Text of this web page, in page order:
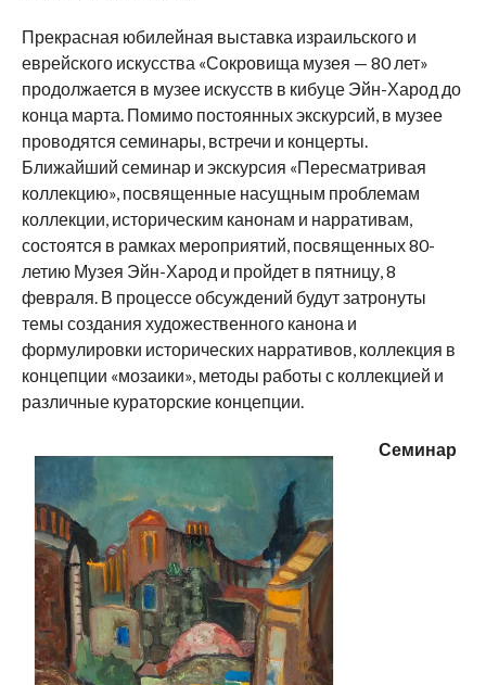
Прекрасная юбилейная выставка израильского и
еврейского искусства «Сокровища музея — 80 лет»
продолжается в музее искусств в кибуце Эйн-Харод до
конца марта. Помимо постоянных экскурсий, в музее
проводятся семинары, встречи и концерты.
Ближайший семинар и экскурсия «Пересматривая
коллекцию», посвященные насущным проблемам
коллекции, историческим канонам и нарративам,
состоятся в рамках мероприятий, посвященных 80-
летию Музея Эйн-Харод и пройдет в пятницу, 8
февраля. В процессе обсуждений будут затронуты
темы создания художественного канона и
формулировки исторических нарративов, коллекция в
концепции «мозаики», методы работы с коллекцией и
различные кураторские концепции.
Семинар